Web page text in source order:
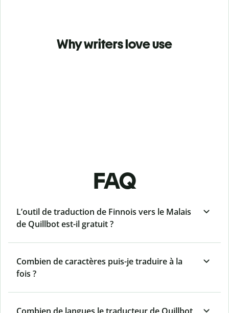
Why writers love use
FAQ
L’outil de traduction de Finnois vers le Malais
de Quillbot est-il gratuit ?
Combien de caractères puis-je traduire à la
fois ?